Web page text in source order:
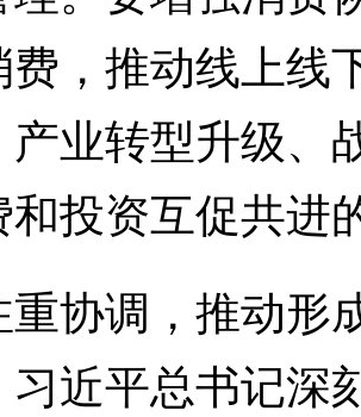
，推动线上线
产业转型升级、
和投资互促共进
调，推动形
近平总书记深